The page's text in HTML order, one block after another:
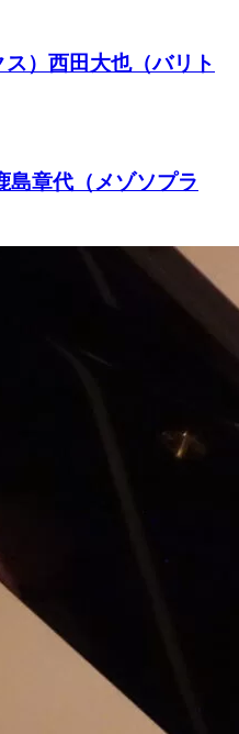
）西田大也（バリト
章代（メゾソプラ